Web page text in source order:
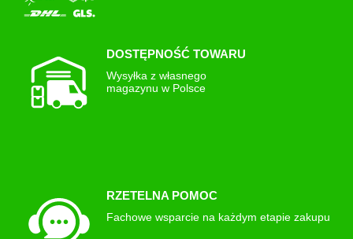
DOSTĘPNOŚĆ TOWARU
Wysyłka z własnego
magazynu w Polsce
RZETELNA POMOC
Fachowe wsparcie na każdym etapie zakupu